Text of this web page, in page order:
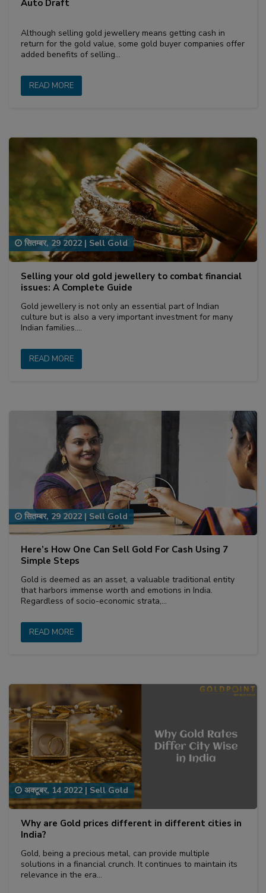
Auto Draft
Although selling gold jewellery means getting cash in
return for the gold value, some gold buyer companies offer
added benefits of selling…
READ MORE
Selling your old gold jewellery to combat financial
issues: A Complete Guide
सितम्बर, 29 2022 | Sell Gold
Gold jewellery is not only an essential part of Indian
culture but is also a very important investment for many
Indian families.…
READ MORE
Here’s How One Can Sell Gold For Cash Using 7
Simple Steps
सितम्बर, 29 2022 | Sell Gold
Gold is deemed as an asset, a valuable traditional entity
that harbors immense worth and emotions in India.
Regardless of socio-economic strata,…
READ MORE
Why are Gold prices different in different cities in
India?
अक्टूबर, 14 2022 | Sell Gold
Gold, being a precious metal, can provide multiple
solutions in a financial crunch. It continues to maintain its
relevance in the era…